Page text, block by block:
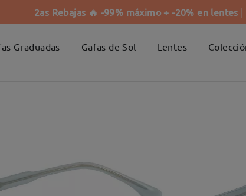
2as Rebajas 🔥 -99% máximo + -20% en lentes |
Graduadas Gafas de Sol Lentes